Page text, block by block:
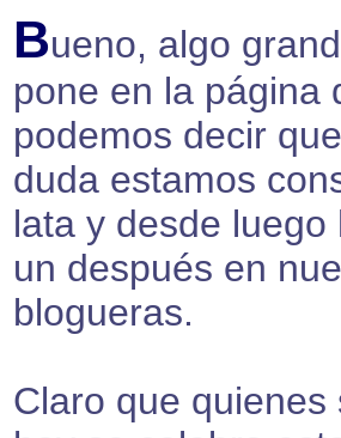
Bueno, algo
pone en la página
podemos decir
duda estamos
lata y desde
un después en
blogueras.
Claro que quienes